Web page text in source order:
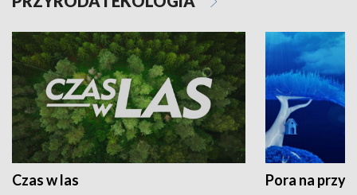
Czas w las Pora na